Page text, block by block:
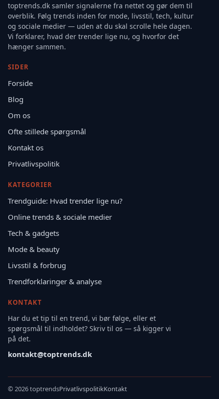
toptrends.dk samler signalerne fra nettet og gør dem til
overblik. Følg trends inden for mode, livsstil, tech, kultur
og sociale medier — uden at du skal scrolle hele dagen.
Vi forklarer, hvad der trender lige nu, og hvorfor det
hænger sammen.
SIDER
Forside
Blog
Om os
Ofte stillede spørgsmål
Kontakt os
Privatlivspolitik
KATEGORIER
Trendguide: Hvad trender lige nu?
Online trends & sociale medier
Tech & gadgets
Mode & beauty
Livsstil & forbrug
Trendforklaringer & analyse
KONTAKT
Har du et tip til en trend, vi bør følge, eller et
spørgsmål til indholdet? Skriv til os — så kigger vi
på det.
kontakt@toptrends.dk
© 2026 toptrendsPrivatlivspolitikKontakt